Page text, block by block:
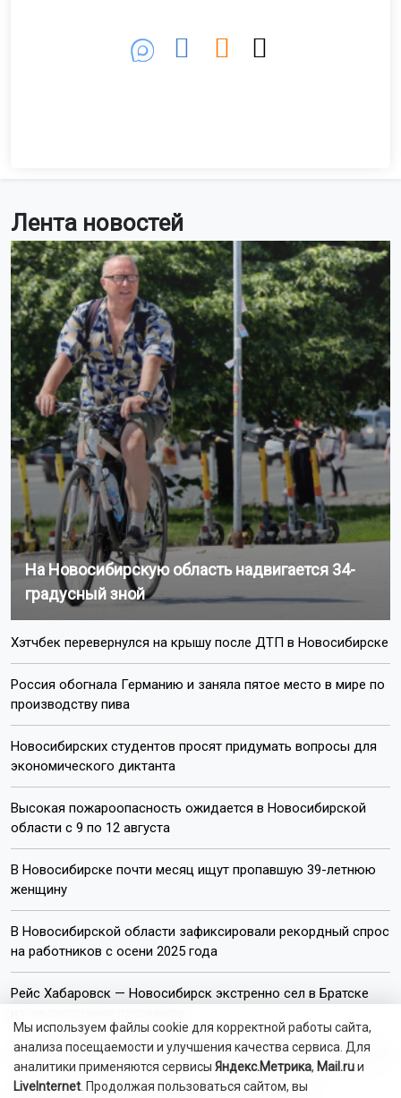
Лента новостей
На Новосибирскую область надвигается 34-
градусный зной
Хэтчбек перевернулся на крышу после ДТП в Новосибирске
Россия обогнала Германию и заняла пятое место в мире по
производству пива
Новосибирских студентов просят придумать вопросы для
экономического диктанта
Высокая пожароопасность ожидается в Новосибирской
области с 9 по 12 августа
В Новосибирске почти месяц ищут пропавшую 39-летнюю
женщину
В Новосибирской области зафиксировали рекордный спрос
на работников с осени 2025 года
Рейс Хабаровск — Новосибирск экстренно сел в Братске
На Новосибирскую область надвигается 34-градусный зной
Мы используем файлы cookie для корректной работы сайта,
анализа посещаемости и улучшения качества сервиса. Для
аналитики применяются сервисы Яндекс.Метрика, Mail.ruи
LiveInternet . Продолжая пользоваться сайтом, вы